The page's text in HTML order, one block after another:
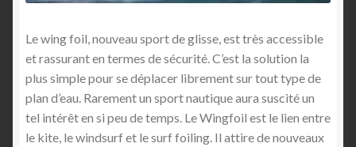
Le wing foil, nouveau sport de glisse, est très accessible
et rassurant en termes de sécurité. C’est la solution la
plus simple pour se déplacer librement sur tout type de
plan d’eau. Rarement un sport nautique aura suscité un
tel intérêt en si peu de temps. Le Wingfoil est le lien entre
le kite, le windsurf et le surf foiling. Il attire de nouveaux